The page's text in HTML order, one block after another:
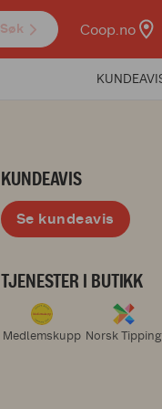
Søk Coop.no
KUNDEAVIS
Se kundeavis
TJENESTER I BUTIKK
Medlemskupp Norsk Tipping